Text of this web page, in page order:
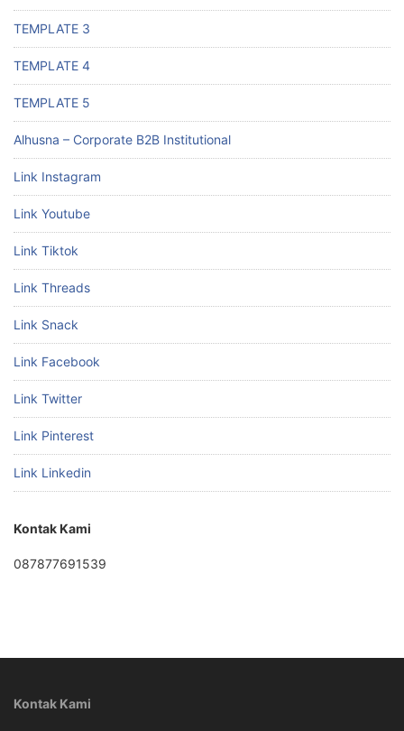
TEMPLATE 3
TEMPLATE 4
TEMPLATE 5
Alhusna – Corporate B2B Institutional
Link Instagram
Link Youtube
Link Tiktok
Link Threads
Link Snack
Link Facebook
Link Twitter
Link Pinterest
Link Linkedin
Kontak Kami
087877691539
Kontak Kami